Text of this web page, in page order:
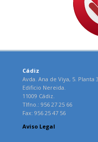
Cádiz
Avda. Ana de Viya, 5. Planta
Edificio Nereida.
11009 Cádiz.
Tlfno.: 956 27 25 66
Fax: 956 25 47 56
Aviso Legal